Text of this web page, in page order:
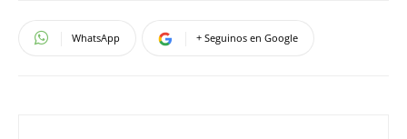
WhatsApp + Seguinos en Google